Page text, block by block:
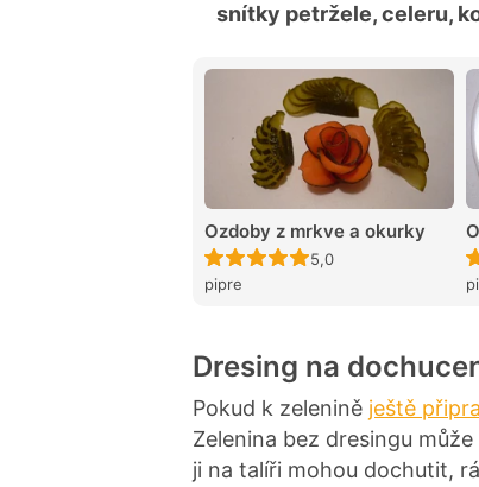
snítky petržele, celeru,
Ozdoby z mrkve a okurky
Recept ještě nebyl
5,0
pipre
Dresing na
Pokud k zelenině ještě
Zelenina bez dresingu
ji na talíři mohou dochutit,